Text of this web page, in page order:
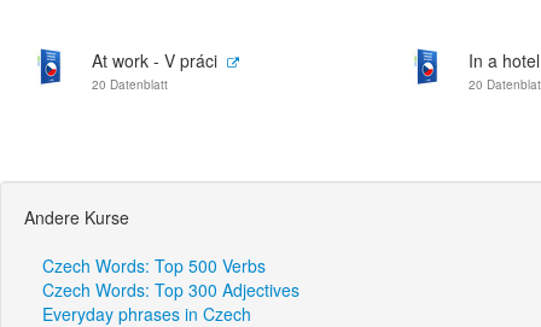
At work - V práci
20 Datenblatt
In a
20
Andere Kurse
Czech Words: Top 500 Verbs
Czech Words: Top 300 Adjectives
Everyday phrases in Czech